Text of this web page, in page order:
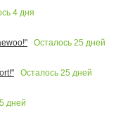
4 дня
Осталось 25 дней
Осталось 25 дней
дней